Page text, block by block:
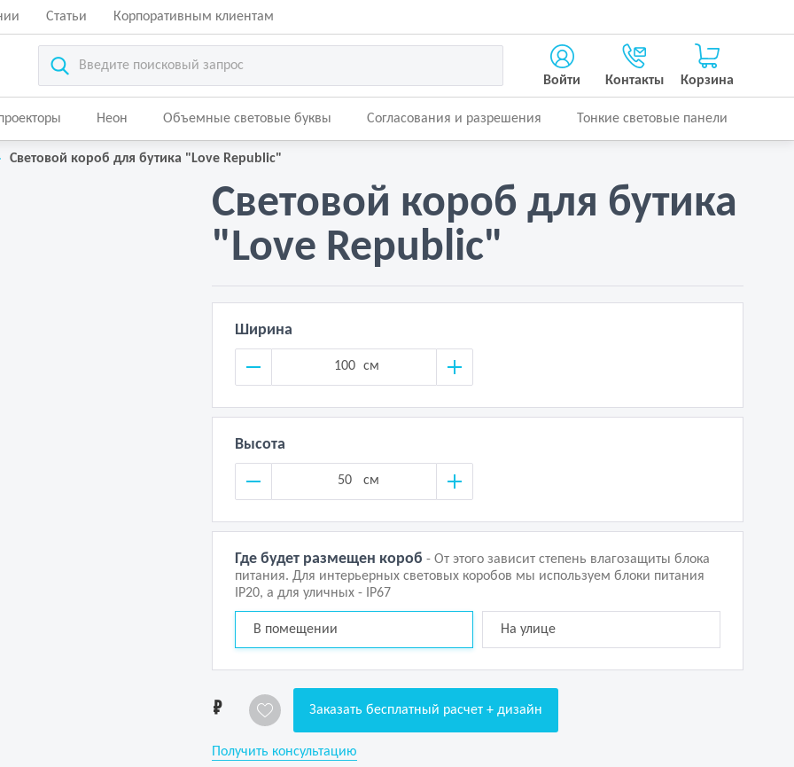
Статьи Корпоративным клиентам
Войти Контакты Корзина
Неон Объемные световые буквы Согласования и разрешения Тонкие световые панели
Световой короб для бутика "Love Republic"
Световой короб для бутика
"Love Republic"
Ширина
см
Высота
см
Где будет размещен короб - От этого зависит степень влагозащиты блока
питания. Для интерьерных световых коробов мы используем блоки питания
IP20, а для уличных - IP67
В помещении На улице
1 Заказать бесплатный расчет + дизайн
Получить консультацию